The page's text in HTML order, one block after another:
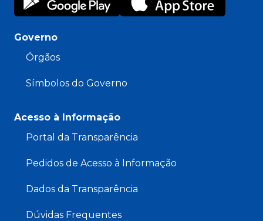
Governo
Órgãos
Símbolos do Governo
Acesso à Informação
Portal da Transparência
Pedidos de Acesso à Informação
Dados da Transparência
Dúvidas Frequentes